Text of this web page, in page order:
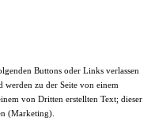
Buttons oder Links verlassen
werden zu der Seite von einem
von Dritten erstellten Text; dieser
(Marketing).